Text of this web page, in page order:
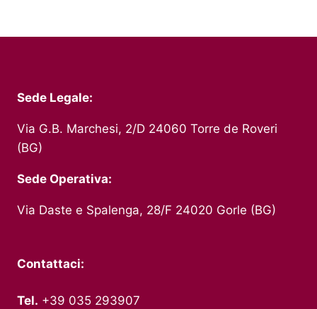
Sede Legale:
Via G.B. Marchesi, 2/D 24060 Torre de Roveri
(BG)
Sede Operativa:
Via Daste e Spalenga, 28/F 24020 Gorle (BG)
Contattaci:
Tel. +39 035 293907